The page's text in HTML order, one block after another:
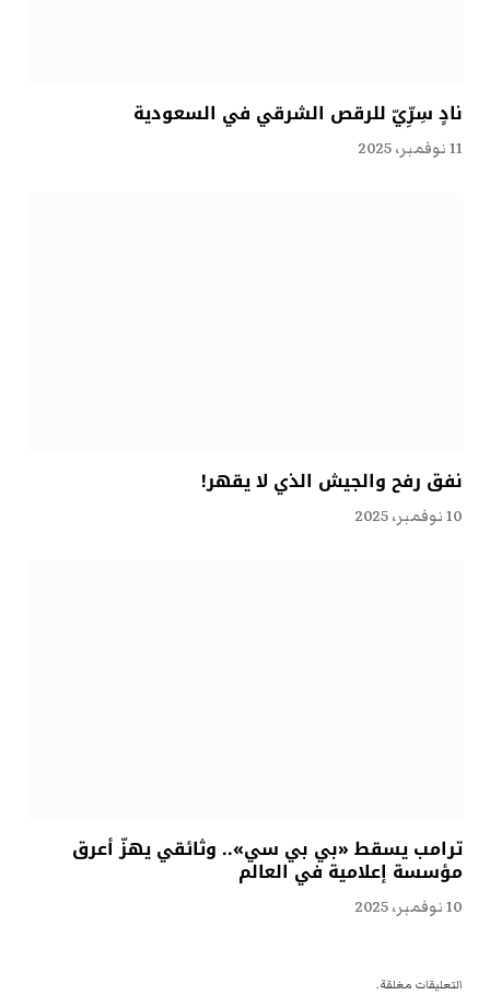
نادٍ سِرِّيّ للرقص الشرقي في السعودية
11 نوفمبر، 2025
نفق رفح والجيش الذي لا يقهر!
10 نوفمبر، 2025
ترامب يسقط «بي بي سي».. وثائقي يهزّ أعرق
مؤسسة إعلامية في العالم
10 نوفمبر، 2025
التعليقات مغلقة.